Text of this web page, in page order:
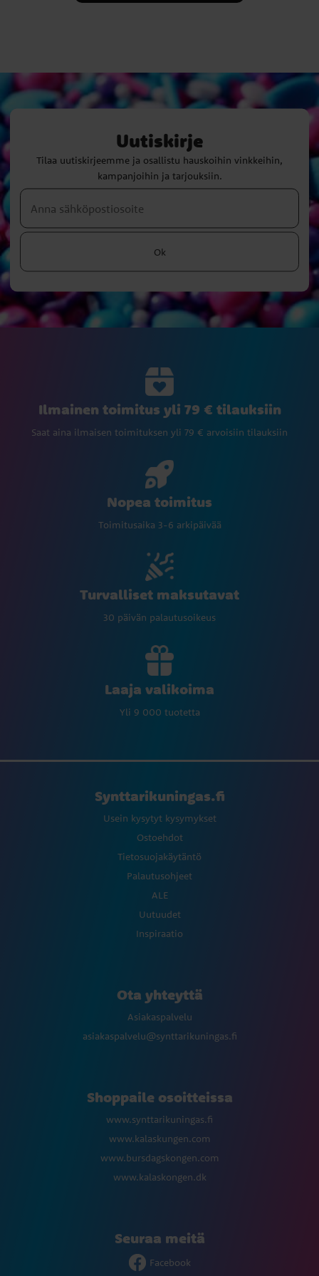
Uutiskirje
Tilaa uutiskirjeemme ja osallistu hauskoihin vinkkeihin,
kampanjoihin ja tarjouksiin.
Ok
Ilmainen toimitus yli 79 € tilauksiin
Saat aina ilmaisen toimituksen yli 79 € arvoisiin tilauksiin
Nopea toimitus
Toimitusaika 3-6 arkipäivää
Turvalliset maksutavat
30 päivän palautusoikeus
Laaja valikoima
Yli 9 000 tuotetta
Synttarikuningas.fi
Usein kysytyt kysymykset
Ostoehdot
Tietosuojakäytäntö
Palautusohjeet
ALE
Uutuudet
Inspiraatio
Ota yhteyttä
Asiakaspalvelu
asiakaspalvelu@synttarikuningas.fi
Shoppaile osoitteissa
www.synttarikuningas.fi
www.kalaskungen.com
www.bursdagskongen.com
www.kalaskongen.dk
Seuraa meitä
Facebook